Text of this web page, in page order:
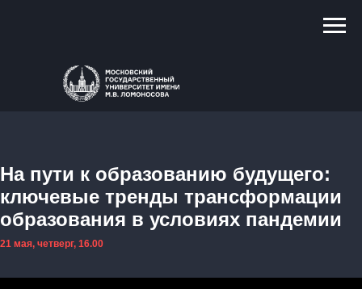
На пути к образованию будущего:
ключевые тренды трансформации
образования в условиях пандемии
21 мая, четверг, 16.00